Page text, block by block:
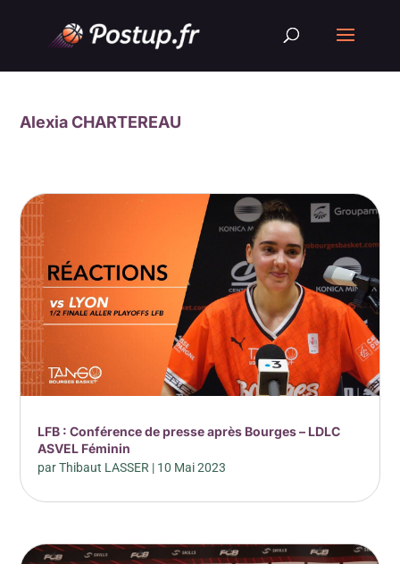
Alexia CHARTEREAU
LFB : Conférence de presse après Bourges – LDLC
ASVEL Féminin
parThibaut LASSER | 10 Mai 2023